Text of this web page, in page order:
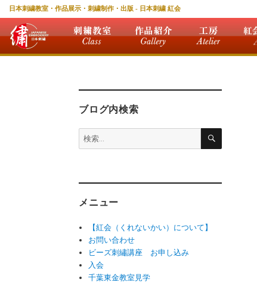
日本刺繍教室・作品展示・刺繍制作・出版 - 日本刺繍 紅会
ブログ内検索
検
索:
検
メニュー
【紅会（くれないかい）について】
お問い合わせ
ビーズ刺繡講座 お申し込み
入会
千葉東金教室見学